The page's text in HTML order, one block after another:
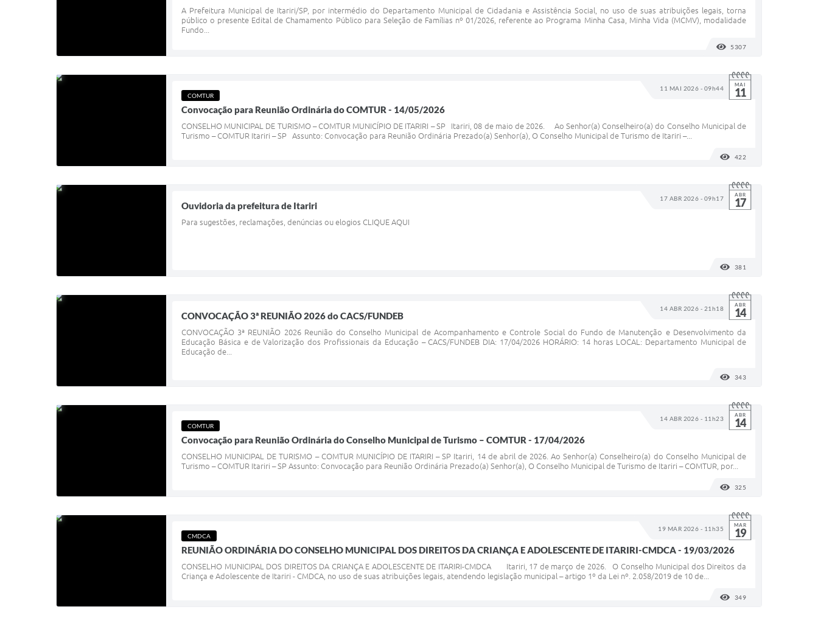
A Prefeitura Municipal de Itariri/SP, por intermédio do Departamento Municipal de Cidadania e Assistência Social, no uso de suas atribuições legais, torna
público o presente Edital de Chamamento Público para Seleção de Famílias nº 01/2026, referente ao Programa Minha Casa, Minha Vida (MCMV), modalidade
Fundo...
5307
11 MAI 2026 - 09h44 MAI
11
COMTUR
Convocação para Reunião Ordinária do COMTUR - 14/05/2026
CONSELHO MUNICIPAL DE TURISMO – COMTUR MUNICÍPIO DE ITARIRI – SP Itariri, 08 de maio de 2026. Ao Senhor(a) Conselheiro(a) do Conselho Municipal de
Turismo – COMTUR Itariri – SP Assunto: Convocação para Reunião Ordinária Prezado(a) Senhor(a), O Conselho Municipal de Turismo de Itariri –...
422
17 ABR 2026 - 09h17 ABR
17
Ouvidoria da prefeitura de Itariri
Para sugestões, reclamações, denúncias ou elogios CLIQUE AQUI
381
14 ABR 2026 - 21h18 ABR
14
CONVOCAÇÃO 3ª REUNIÃO 2026 do CACS/FUNDEB
CONVOCAÇÃO 3ª REUNIÃO 2026 Reunião do Conselho Municipal de Acompanhamento e Controle Social do Fundo de Manutenção e Desenvolvimento da
Educação Básica e de Valorização dos Profissionais da Educação – CACS/FUNDEB DIA: 17/04/2026 HORÁRIO: 14 horas LOCAL: Departamento Municipal de
Educação de...
343
14 ABR 2026 - 11h23 ABR
14
COMTUR
Convocação para Reunião Ordinária do Conselho Municipal de Turismo – COMTUR - 17/04/2026
CONSELHO MUNICIPAL DE TURISMO – COMTUR MUNICÍPIO DE ITARIRI – SP Itariri, 14 de abril de 2026. Ao Senhor(a) Conselheiro(a) do Conselho Municipal de
Turismo – COMTUR Itariri – SP Assunto: Convocação para Reunião Ordinária Prezado(a) Senhor(a), O Conselho Municipal de Turismo de Itariri – COMTUR, por...
325
19 MAR 2026 - 11h35 MAR
19
CMDCA
REUNIÃO ORDINÁRIA DO CONSELHO MUNICIPAL DOS DIREITOS DA CRIANÇA E ADOLESCENTE DE ITARIRI-CMDCA - 19/03/2026
CONSELHO MUNICIPAL DOS DIREITOS DA CRIANÇA E ADOLESCENTE DE ITARIRI-CMDCA Itariri, 17 de março de 2026. O Conselho Municipal dos Direitos da
Criança e Adolescente de Itariri - CMDCA, no uso de suas atribuições legais, atendendo legislação municipal – artigo 1º da Lei nº. 2.058/2019 de 10 de...
349